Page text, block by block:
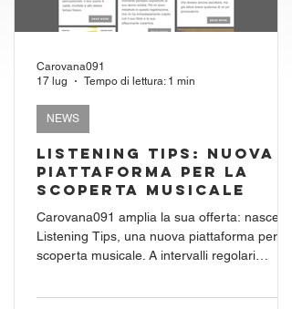
Listening Tips: nuova
piattaforma per la
scoperta musicale
Carovana091 amplia la sua offerta: nasce
Listening Tips, una nuova piattaforma per la
scoperta musicale. A intervalli regolari
NEWS
Carovana091
17 lug
Tempo di lettura: 1 min